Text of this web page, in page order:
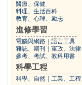
醫療、保健
料理、生活百科
教育、心理、勵志
進修學習
電腦與網路
語言工具
雜誌、期刊
軍政、法律
參考、考試、教科用書
科學工程
科學、自然 工業、工程